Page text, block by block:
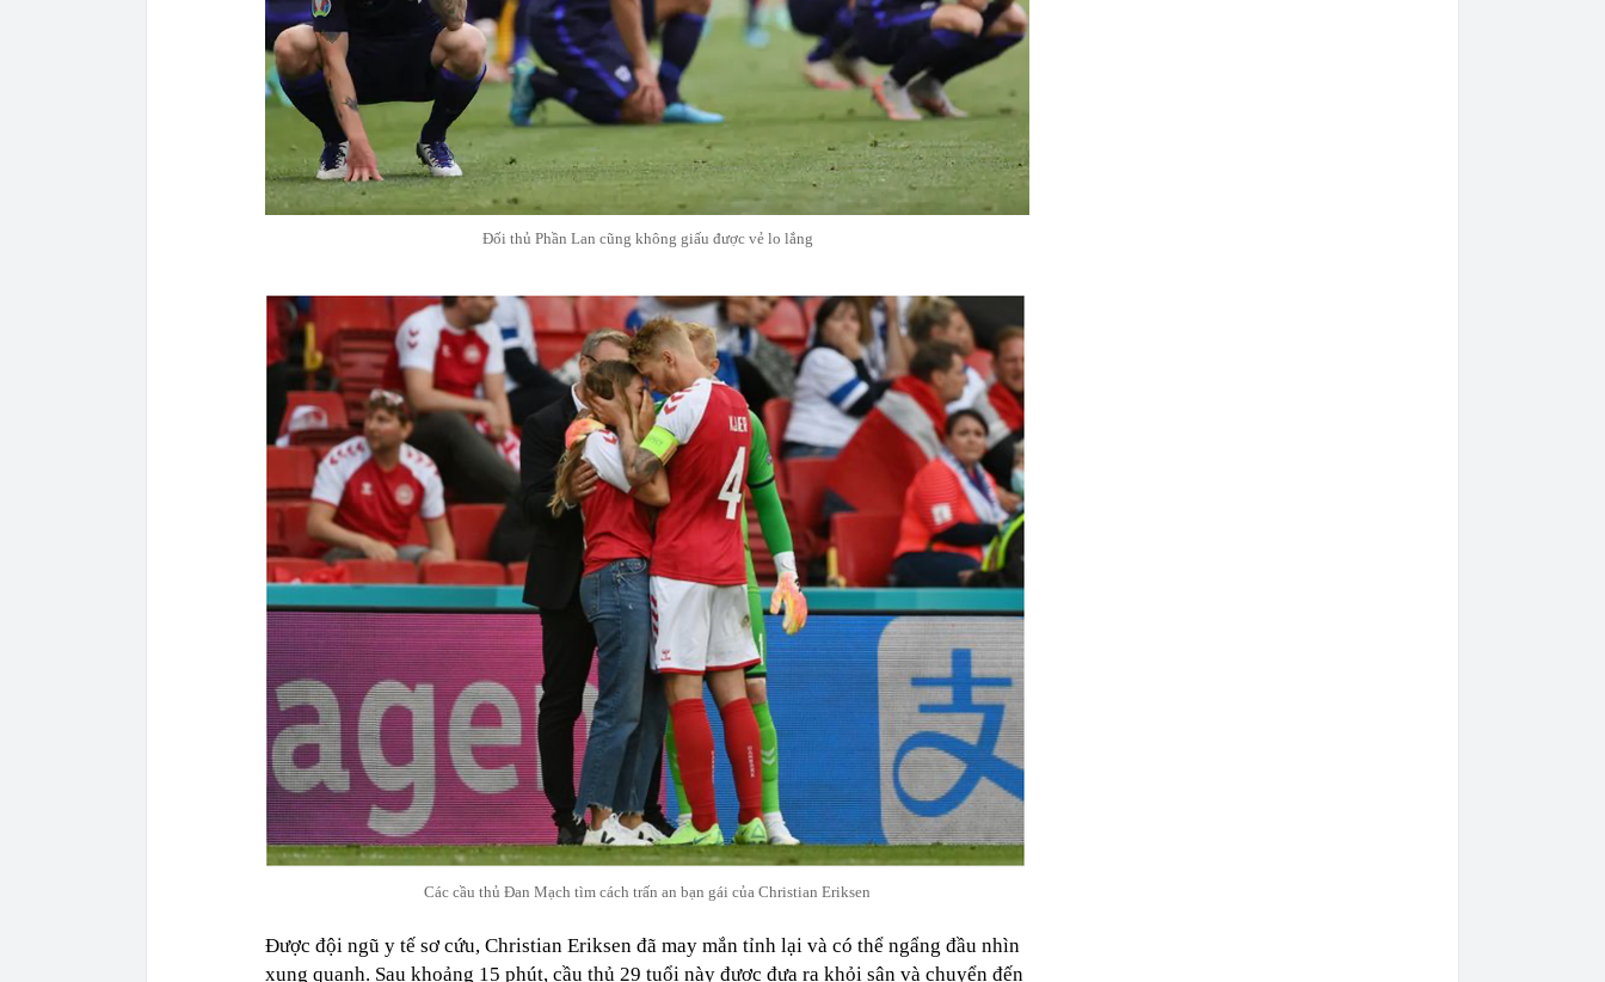
Đối thủ Phần Lan cũng không giấu được vẻ lo lắng
Các cầu thủ Đan Mạch tìm cách trấn an bạn gái của Christian Eriksen
Được đội ngũ y tế sơ cứu, Christian Eriksen đã may mắn tỉnh lại và có thể ngẩng đầu nhìn
xung quanh. Sau khoảng 15 phút, cầu thủ 29 tuổi này được đưa ra khỏi sân và chuyển đến